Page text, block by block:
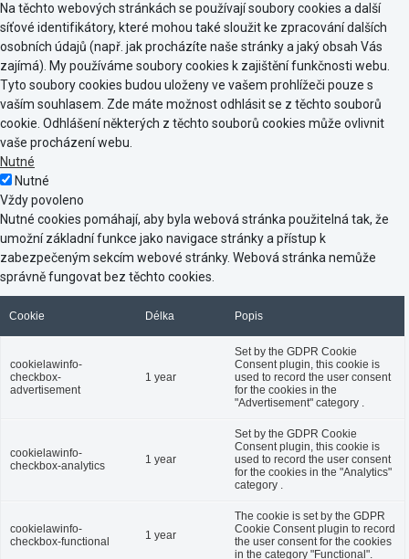
Na těchto webových stránkách se používají soubory cookies a další
síťové identifikátory, které mohou také sloužit ke zpracování dalších
osobních údajů (např. jak procházíte naše stránky a jaký obsah Vás
zajímá). My používáme soubory cookies k zajištění funkčnosti webu.
Tyto soubory cookies budou uloženy ve vašem prohlížeči pouze s
vaším souhlasem. Zde máte možnost odhlásit se z těchto souborů
cookie. Odhlášení některých z těchto souborů cookies může ovlivnit
vaše procházení webu.
Nutné
Nutné
Vždy povoleno
Nutné cookies pomáhají, aby byla webová stránka použitelná tak, že
umožní základní funkce jako navigace stránky a přístup k
zabezpečeným sekcím webové stránky. Webová stránka nemůže
správně fungovat bez těchto cookies.
Cookie Délka Popis
cookielawinfo-
checkbox-
advertisement
1 year
Set by the GDPR Cookie
Consent plugin, this cookie is
used to record the user consent
for the cookies in the
"Advertisement" category .
cookielawinfo-
checkbox-analytics
1 year
Set by the GDPR Cookie
Consent plugin, this cookie is
used to record the user consent
for the cookies in the "Analytics"
category .
cookielawinfo-
checkbox-functional
1 year
The cookie is set by the GDPR
Cookie Consent plugin to record
the user consent for the cookies
in the category "Functional".